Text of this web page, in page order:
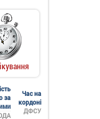
за
Час на
кордоні
ДФСУ